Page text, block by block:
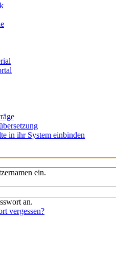
in ihr System einbinden
ein.
an.
vergessen?